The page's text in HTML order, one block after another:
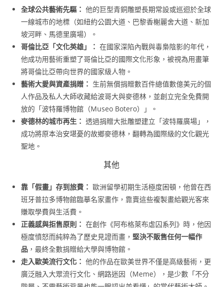
全球公共藝術先驅： 他的巨型青銅雕塑長期常設或巡迴於全球
一線城市的地標（如紐約公園大道、巴黎香榭麗舍大道、新加
坡河畔、馬德里廣場）。
哥倫比亞「文化英雄」： 在國家深陷內戰與毒梟陰影的年代，
他成功用藝術重塑了哥倫比亞的國際文化形象，被視為用畫筆
將哥倫比亞帶向世界的國家級人物。
藝術大愛與資產捐贈： 生前無償捐贈數百件總值數億美元的個
人作品及私人大師收藏給波哥大與麥德林，並創立完全免費開
放的「波特羅博物館（Museo Botero）」。
麥德林的城市再生： 透過捐贈大批雕塑建立「波特羅廣場」，
成功將原本治安堪憂的故鄉麥德林，翻轉為國際級的文化觀光
聖地。
其他
靠「假畫」存到旅費： 歐洲留學初期生活極度困頓，他曾在西
班牙普拉多博物館臨摹名家畫作，靠賣這些複製畫給觀光客來
賺取學費與生活費。
正義感與拒售原則： 在創作《阿布格萊布虐囚系列》時，他因
極度憤怒而純粹為了歷史見證而畫，堅決不販售任何一幅作
品 ，最終全數捐贈給大學與博物館。
走入歐美流行文化： 他的作品在歐美世界不僅是高級藝術，更
廣泛融入大眾流行文化、網路迷因（Meme），是少數「不分